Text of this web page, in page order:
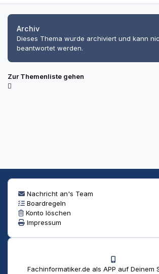
Archiv
Dieses Thema wurde archiviert und kann
beantwortet werden.
Zur Themenliste gehen
Nachricht an's Team
Boardregeln
Konto löschen
Impressum
Fachinformatiker.de als APP auf Deinem